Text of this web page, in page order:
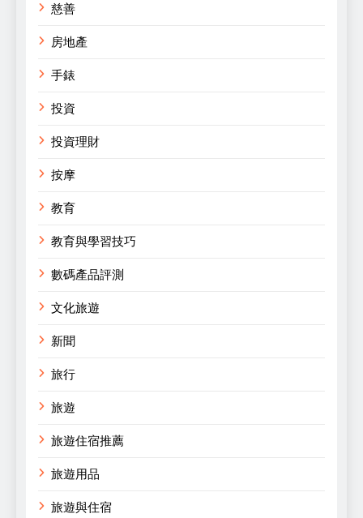
慈善
房地產
手錶
投資
投資理財
按摩
教育
教育與學習技巧
數碼產品評測
文化旅遊
新聞
旅行
旅遊
旅遊住宿推薦
旅遊用品
旅遊與住宿